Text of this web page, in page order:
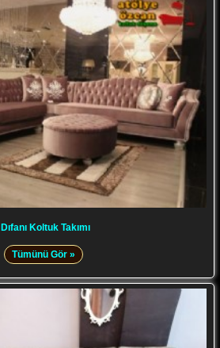
Dıfanı Koltuk Takımı
Tümünü Gör »